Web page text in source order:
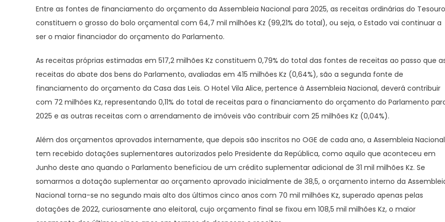
Entre as fontes de financiamento do orçamento da Assembleia Nacional para 2025, as receitas ordinárias do Tesouro
constituem o grosso do bolo orçamental com 64,7 mil milhões Kz (99,21% do total), ou seja, o Estado vai continuar a
ser o maior financiador do orçamento do Parlamento.
As receitas próprias estimadas em 517,2 milhões Kz constituem 0,79% do total das fontes de receitas ao passo que
receitas do abate dos bens do Parlamento, avaliadas em 415 milhões Kz (0,64%), são a segunda fonte de
financiamento do orçamento da Casa das Leis. O Hotel Vila Alice, pertence à Assembleia Nacional, deverá contribuir
com 72 milhões Kz, representando 0,11% do total de receitas para o financiamento do orçamento do Parlamento
2025 e as outras receitas com o arrendamento de imóveis vão contribuir com 25 milhões Kz (0,04%).
Além dos orçamentos aprovados internamente, que depois são inscritos no OGE de cada ano, a Assembleia Nacional
tem recebido dotações suplementares autorizados pelo Presidente da República, como aquilo que aconteceu em
Junho deste ano quando o Parlamento beneficiou de um crédito suplementar adicional de 31 mil milhões Kz. Se
somarmos a dotação suplementar ao orçamento aprovado inicialmente de 38,5, o orçamento interno da
Nacional torna-se no segundo mais alto dos últimos cinco anos com 70 mil milhões Kz, superado apenas pelas
dotações de 2022, curiosamente ano eleitoral, cujo orçamento final se fixou em 108,5 mil milhões Kz, o maior